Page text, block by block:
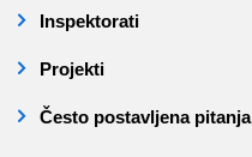
Inspektorati
Projekti
Često postavljena pitanja